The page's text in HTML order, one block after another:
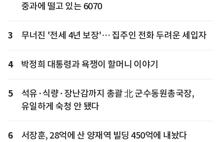
중과에 떨고 있는 6070
3 무너진 '전세 4년 보장'… 집주인 전화 두려운 세입자
4 박정희 대통령과 욕쟁이 할머니 이야기
5
석유·식량·장난감까지 총괄 北 군수동원총국장,
유일하게 숙청 안 됐다
6 서장훈, 28억에 산 양재역 빌딩 450억에 내놨다